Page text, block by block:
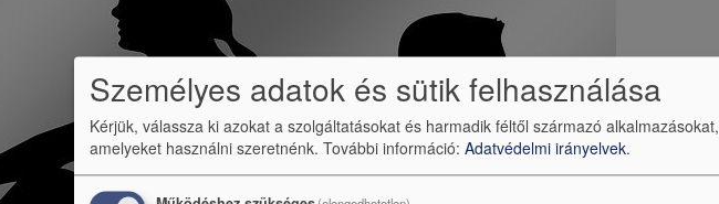
Személyes adatok és sütik felhasználása
Kérjük, válassza ki azokat a szolgáltatásokat és harmadik féltől származó alkalmazásokat,
amelyeket használni szeretnénk. További információ: Adatvédelmi irányelvek.